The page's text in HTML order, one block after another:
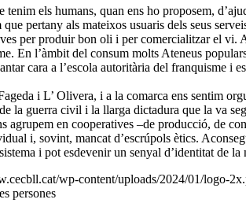
els humans, quan ens ho proposem,
pertany als mateixos usuaris dels seus
per produir bon oli i per comercialitzar el vi.
En l’àmbit del consum molts Ateneus
cara a l’escola autoritària del franquisme i
i L’ Olivera, i a la comarca ens sentim
guerra civil i la llarga dictadura que la va
agrupem en cooperatives –de producció, de
i, sovint, mancat d’escrúpols ètics.
i pot esdevenir un senyal d’identitat de la
wp-content/uploads/2024/01/logo-
persones